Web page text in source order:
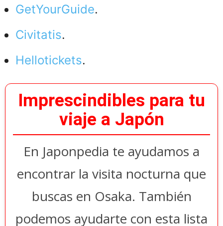
GetYourGuide.
Civitatis.
Hellotickets.
Imprescindibles para tu
viaje a Japón
En Japonpedia te ayudamos a
encontrar la visita nocturna que
buscas en Osaka. También
podemos ayudarte con esta lista